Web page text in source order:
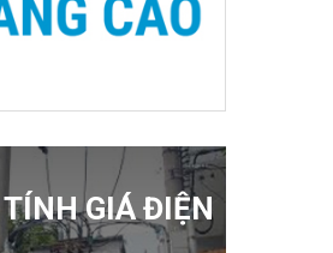
GIÁ ĐIỆN